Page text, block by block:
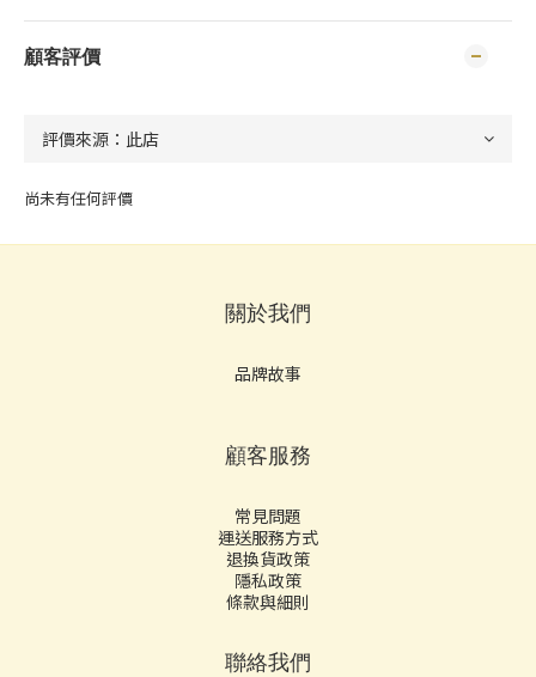
顧客評價
尚未有任何評價
關於我們
品牌故事
顧客服務
常見問題
運送服務方式
退換貨政策
隱私政策
條款與細則
聯絡我們